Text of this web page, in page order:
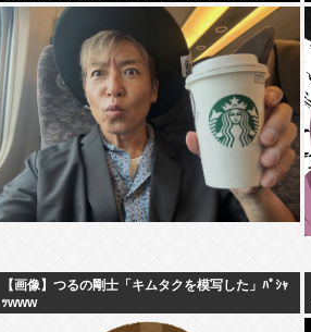
【画像】つるの剛士「キムタクを模写した」ﾊﾟｼｬ
ｯwww